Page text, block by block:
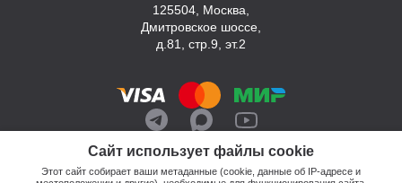
Сайт использует файлы cookie
Этот сайт собирает ваши метаданные (cookie, данные об IP-адресе и
125504, Москва,
Дмитровское шоссе,
д.81, стр.9, эт.2